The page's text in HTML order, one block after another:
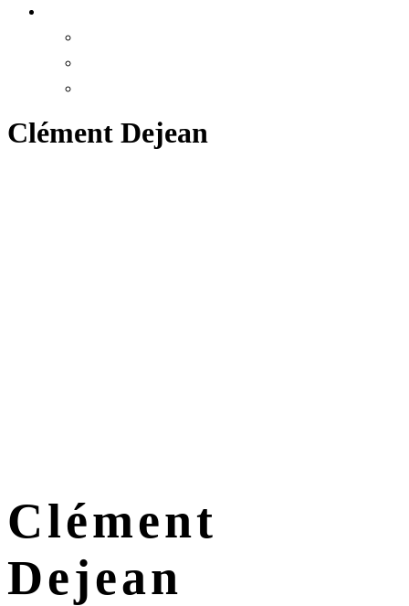
Clément Dejean
Clément
Dejean